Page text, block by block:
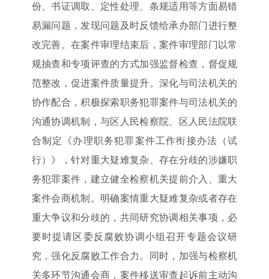
份、书证调取、定性处理、条规适用等方面易错
易漏问题，发现问题及时反馈给承办部门进行整
改完善。在案件审理结束后，案件审理部门以常
规抽查和专项评查的方式加强监督检查，督促规
范整改，促进案件质量提升。深化与司法机关的
协作配合，积极探索职务犯罪案件与司法机关的
沟通协调机制，与区人民检察院、区人民法院联
合制定《办理职务犯罪案件工作衔接办法（试
行）》，针对重大疑难复杂、存在分歧的涉嫌职
务犯罪案件，建立健全检察机关提前介入、重大
案件会商机制。明确案情重大疑难复杂或者存在
重大争议和分歧的，共同研究协调相关事项，必
要时提请区委反腐败协调小组召开专题会议研
究，强化反腐败工作合力。同时，加强与检察机
关多环节沟通会商，案件移送审查起诉前主动沟